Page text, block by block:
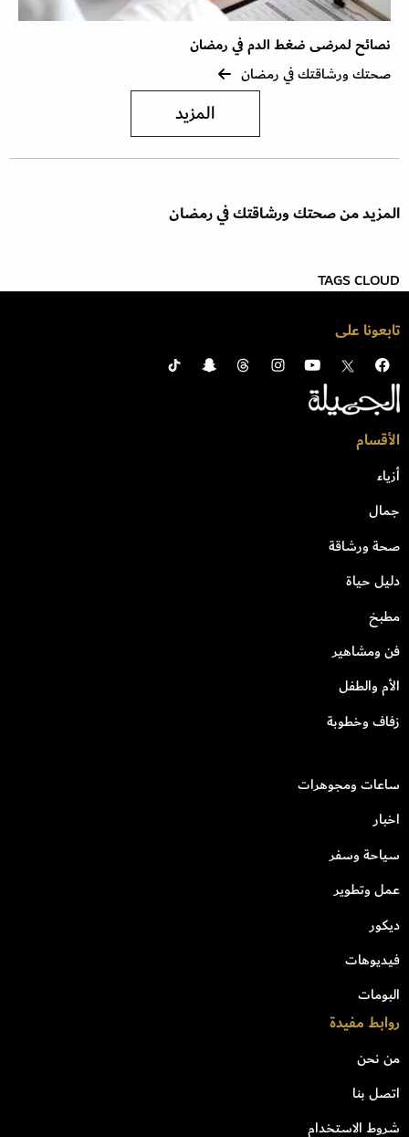
نصائح لمرضى ضغط الدم في رمضان
صحتك ورشاقتك في رمضان
المزيد
المزيد من صحتك ورشاقتك في رمضان
TAGS CLOUD
تابعونا على
الأقسام
أزياء
جمال
صحة ورشاقة
دليل حياة
مطبخ
فن ومشاهير
الأم والطفل
زفاف وخطوبة
ساعات ومجوهرات
اخبار
سياحة وسفر
عمل وتطوير
ديكور
فيديوهات
البومات
روابط مفيدة
من نحن
اتصل بنا
شروط الاستخدام